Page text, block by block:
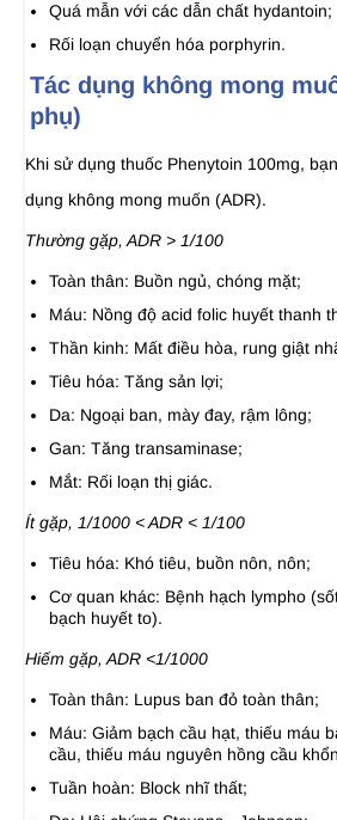
Quá mẫn với các dẫn chất hydantoin;
Rối loạn chuyển hóa porphyrin.
Tác dụng không mong
phụ)
Khi sử dụng thuốc Phenytoin 100mg,
dụng không mong muốn (ADR).
Thường gặp, ADR > 1/100
Toàn thân: Buồn ngủ, chóng mặt;
Máu: Nồng độ acid folic huyết thanh
Thần kinh: Mất điều hòa, rung giật
Tiêu hóa: Tăng sản lợi;
Da: Ngoại ban, mày đay, rậm lông;
Gan: Tăng transaminase;
Mắt: Rối loạn thị giác.
Ít gặp, 1/1000 < ADR < 1/100
Tiêu hóa: Khó tiêu, buồn nôn, nôn;
Cơ quan khác: Bệnh hạch lympho
bạch huyết to).
Hiếm gặp, ADR <1/1000
Toàn thân: Lupus ban đỏ toàn thân;
Máu: Giảm bạch cầu hạt, thiếu máu
cầu, thiếu máu nguyên hồng cầu
Tuần hoàn: Block nhĩ thất;